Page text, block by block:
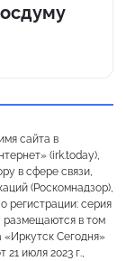
сайта в
(irk.today),
в сфере связи,
(Роскомнадзор),
регистрации: серия
размещаются в том
«Иркутск Сегодня»
июля 2023 г.,